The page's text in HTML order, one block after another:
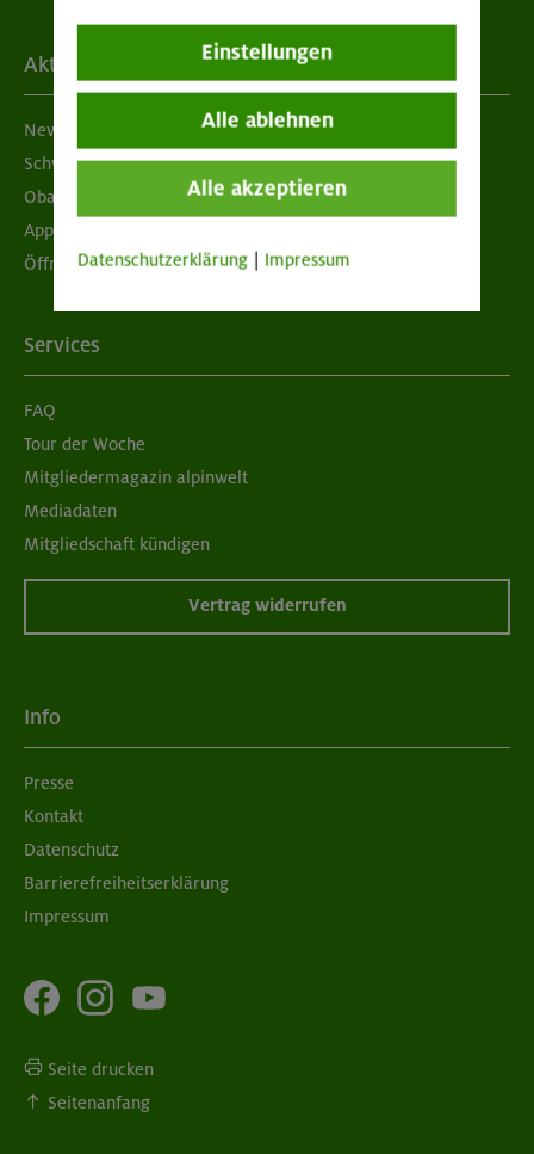
Aktuelles
Newsletter
Schwarzes Brett
Obacht geben!
App "Mein DAV+"
Öffnungszeiten
Services
FAQ
Tour der Woche
Mitgliedermagazin alpinwelt
Mediadaten
Mitgliedschaft kündigen
Vertrag widerrufen
Info
Presse
Kontakt
Datenschutz
Barrierefreiheitserklärung
Impressum
Seite drucken
Seitenanfang
Einstellungen
Alle ablehnen
Alle akzeptieren
Datenschutzerklärung Impressum